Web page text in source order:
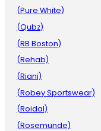
(Pure White)
(Qubz)
(RB Boston)
(Rehab)
(Riani)
(Robey Sportswear)
(Roidal)
(Rosemunde)